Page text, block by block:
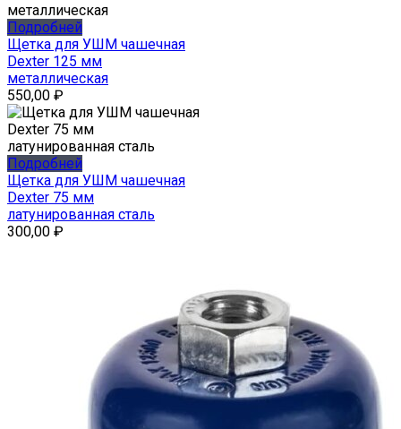
Подробней
Щетка для УШМ чашечная
Dexter 125 мм
металлическая
550,00 ₽
Подробней
Щетка для УШМ чашечная
Dexter 75 мм
латунированная сталь
300,00 ₽